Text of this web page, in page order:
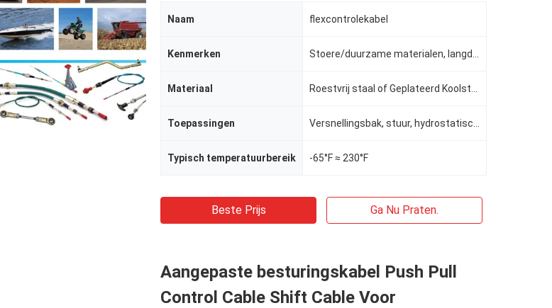
Naam flexcontrolekabel
Kenmerken
Materiaal
Toepassingen
Typisch temperatuurbereik -65°F ≈ 230°F
Beste Prijs Ga Nu Praten.
Aangepaste besturingskabel Push Pull
Control Cable Shift Cable Voor